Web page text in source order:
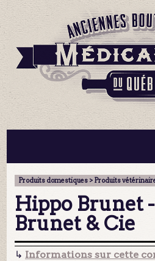
BOUTEILLES ▼
MA COLLECTION
Produits domestiques > Produits
Hippo Brunet
Brunet & Cie
↳ Informations sur cette